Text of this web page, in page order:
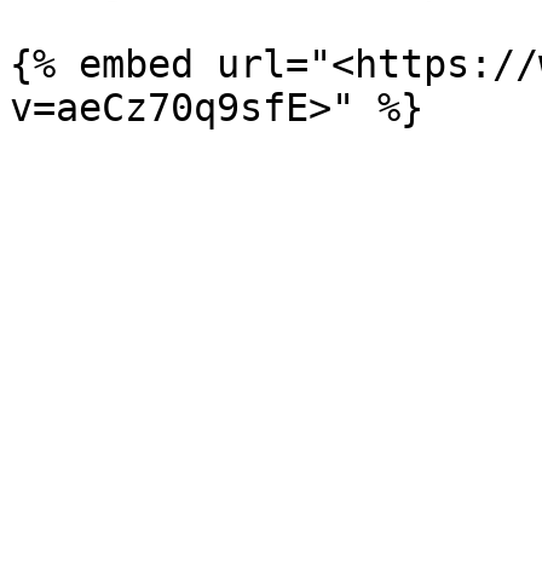
{% embed url="<https://